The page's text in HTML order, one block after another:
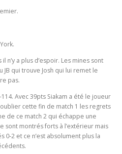
n’y a plus d’espoir. Les mines sont
JB qui trouve Josh qui lui remet le
pas.
Avec 39pts Siakam a été le joueur
cette fin de match 1 les regrets
de ce match 2 qui échappe une
sont montrés forts à l’extérieur mais
0-2 et ce n’est absolument plus la